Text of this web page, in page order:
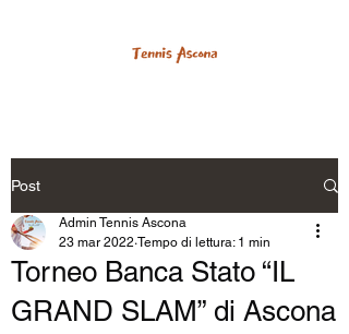
Post
Torneo Banca Stato “IL
GRAND SLAM” di Ascona
Admin Tennis Ascona
23 mar 2022 Tempo di lettura: 1 min